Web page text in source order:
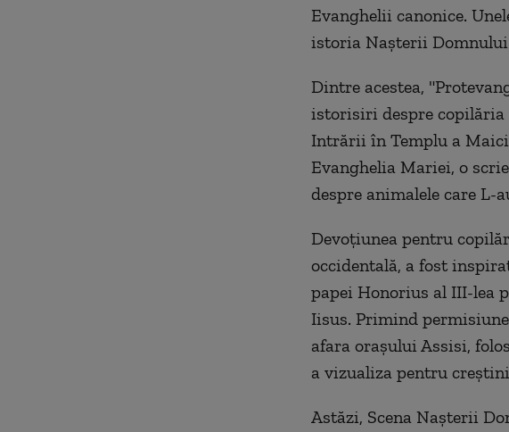
Evanghelii canonice.
istoria Naşterii
Dintre acestea,
istorisiri despre copilăria
Intrării în Templu a
Evanghelia Mariei, o
despre animalele care
Devoţiunea pentru
occidentală, a fost
papei Honorius al III-lea
Iisus. Primind
afara oraşului Assisi,
a vizualiza pentru
Astăzi, Scena Naşterii